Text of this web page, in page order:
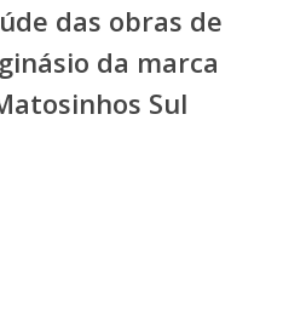
das obras de
da marca
Sul